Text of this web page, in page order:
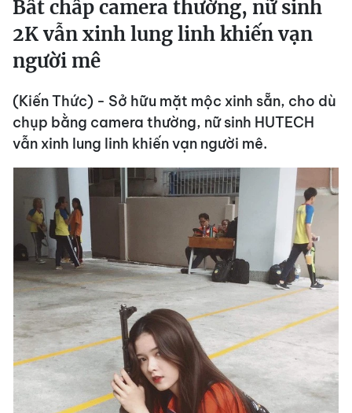
Bất chấp camera thường, nữ sinh
2K vẫn xinh lung linh khiến vạn
người mê
(Kiến Thức) - Sở hữu mặt mộc xinh sẵn, cho dù
chụp bằng camera thường, nữ sinh HUTECH
vẫn xinh lung linh khiến vạn người mê.